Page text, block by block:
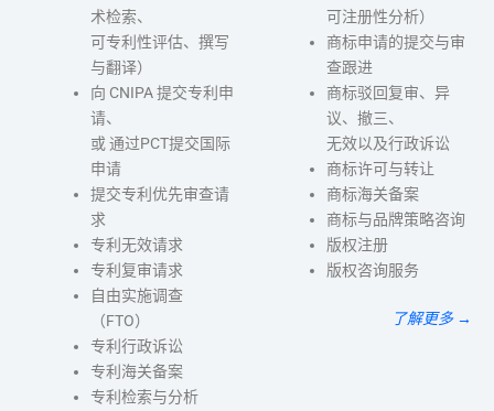
术检索、
可专利性评估、撰写
与翻译）
向 CNIPA 提交专利申
请、
或 通过PCT提交国际
申请
提交专利优先审查请
求
专利无效请求
专利复审请求
自由实施调查
（FTO）
专利行政诉讼
专利海关备案
专利检索与分析
可注册性分析）
商标申请的提交与审
查跟进
商标驳回复审、异
议、撤三、
无效以及行政诉讼
商标许可与转让
商标海关备案
商标与品牌策略咨询
版权注册
版权咨询服务
了解更多 →